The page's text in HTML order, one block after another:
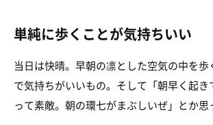
単純に歩くことが気持ちいい
当日は快晴。早朝の凛とした空気の中を
で気持ちがいいもの。そして「朝早く起
って素敵。朝の環七がまぶしいぜ」とか思